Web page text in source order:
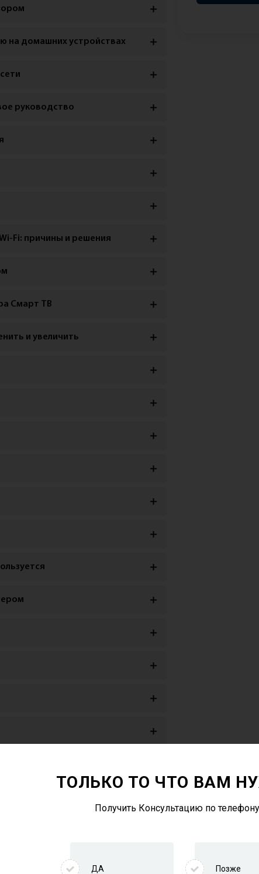
на домашних устройствах
руководство
Fi: причины и решения
Смарт ТВ
и увеличить
к интернету
ТОЛЬКО ТО ЧТО ВАМ
Получить Консультацию по
ДА Позже